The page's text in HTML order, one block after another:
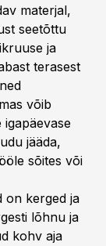
materjal,
seetõttu
ja
terasest
võib
jääda,
sõites või
on kerged ja
lõhnu ja
kohv aja